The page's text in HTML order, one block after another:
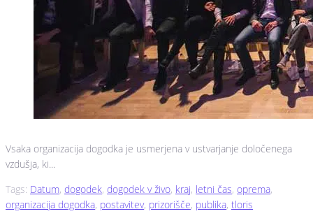
Vsaka organizacija dogodka je usmerjena v ustvarjanje določenega
vzdušja, ki...
Tags: Datum, dogodek, dogodek v živo, kraj, letni čas, oprema,
organizacija dogodka, postavitev, prizorišče, publika, tloris